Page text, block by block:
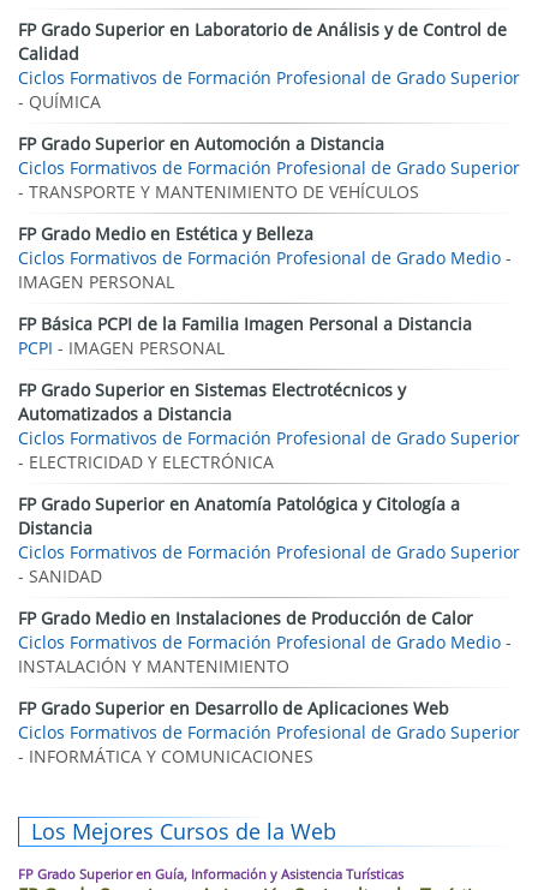
FP Grado Superior en Laboratorio de Análisis y de Control de
Calidad
Ciclos Formativos de Formación Profesional de Grado Superior
- QUÍMICA
FP Grado Superior en Automoción a Distancia
Ciclos Formativos de Formación Profesional de Grado Superior
- TRANSPORTE Y MANTENIMIENTO DE VEHÍCULOS
FP Grado Medio en Estética y Belleza
Ciclos Formativos de Formación Profesional de Grado Medio -
IMAGEN PERSONAL
FP Básica PCPI de la Familia Imagen Personal a Distancia
PCPI - IMAGEN PERSONAL
FP Grado Superior en Sistemas Electrotécnicos y
Automatizados a Distancia
Ciclos Formativos de Formación Profesional de Grado Superior
- ELECTRICIDAD Y ELECTRÓNICA
FP Grado Superior en Anatomía Patológica y Citología a
Distancia
Ciclos Formativos de Formación Profesional de Grado Superior
- SANIDAD
FP Grado Medio en Instalaciones de Producción de Calor
Ciclos Formativos de Formación Profesional de Grado Medio -
INSTALACIÓN Y MANTENIMIENTO
FP Grado Superior en Desarrollo de Aplicaciones Web
Ciclos Formativos de Formación Profesional de Grado Superior
- INFORMÁTICA Y COMUNICACIONES
Los Mejores Cursos de la Web
FP Grado Superior en Guía, Información y Asistencia Turísticas